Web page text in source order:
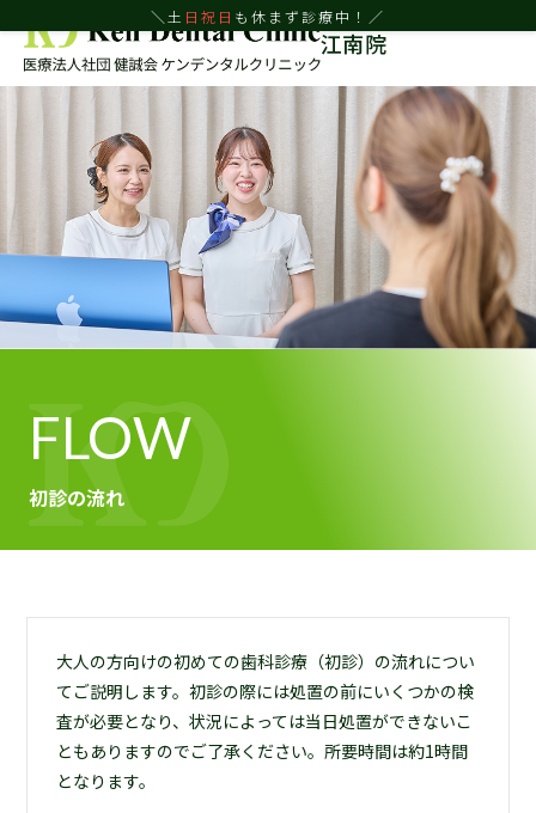
＼土 日 祝日 も休まず診療中！／
江南院
FLOW
初診の流れ
大人の方向けの初めての歯科診療（初診）の流れについ
てご説明します。初診の際には処置の前にいくつかの検
査が必要となり、状況によっては当日処置ができないこ
ともありますのでご了承ください。所要時間は約1時間
となります。